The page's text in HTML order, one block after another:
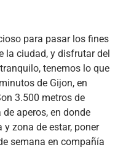
para pasar los fines
la ciudad, y disfrutar del
tenemos lo que
de Gijon, en
3.500 metros de
aperos, en donde
zona de estar, poner
semana en compañía